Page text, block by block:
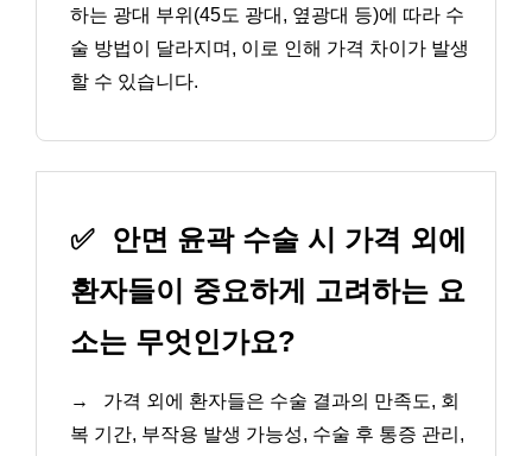
하는 광대 부위(45도 광대, 옆광대 등)에 따라 수
술 방법이 달라지며, 이로 인해 가격 차이가 발생
할 수 있습니다.
✅
안면 윤곽 수술 시 가격 외에
환자들이 중요하게 고려하는 요
소는 무엇인가요?
→
가격 외에 환자들은 수술 결과의 만족도, 회
복 기간, 부작용 발생 가능성, 수술 후 통증 관리,